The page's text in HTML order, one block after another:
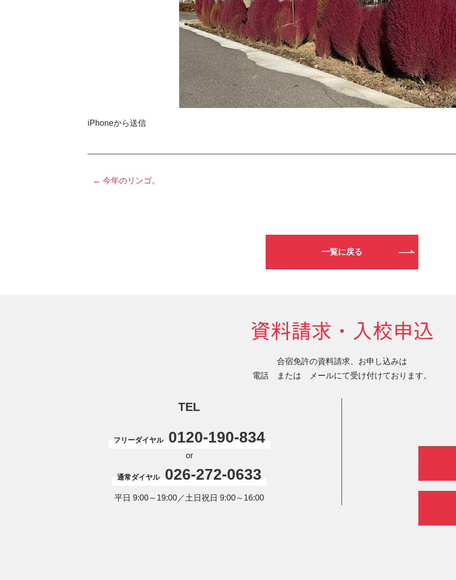
iPhoneから送信
← 今年のリンゴ。
一覧に戻る
資料請求・入校申込
合宿免許の資料請求、お申し込みは
電話 または メールにて受け付けております。
TEL
フリーダイヤル 0120-190-834
or
通常ダイヤル 026-272-0633
平日 9:00～19:00／土日祝日 9:00～16:00